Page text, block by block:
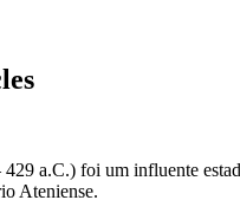
a.C.) foi um influente
Ateniense.